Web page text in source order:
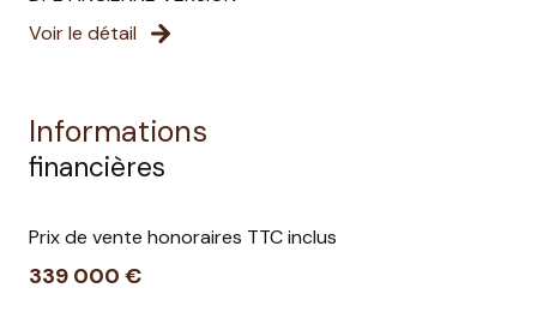
Voir le détail
Informations
financières
Prix de vente honoraires TTC inclus
339 000 €